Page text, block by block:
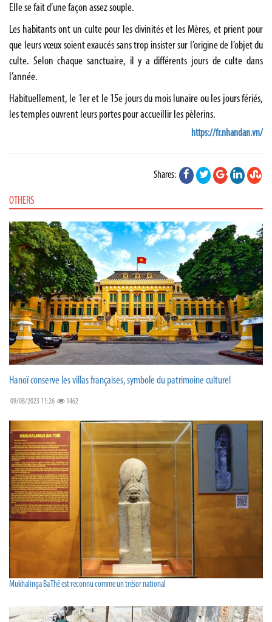
Elle se fait d’une façon assez souple.
Les habitants ont un culte pour les divinités et les Mères, et prient pour
que leurs vœux soient exaucés sans trop insister sur l’origine de l’objet du
culte. Selon chaque sanctuaire, il y a différents jours de culte dans
l’année.
Habituellement, le 1er et le 15e jours du mois lunaire ou les jours fériés,
les temples ouvrent leurs portes pour accueillir les pèlerins.
https://fr.nhandan.vn/
Shares:
OTHERS
Hanoï conserve les villas françaises, symbole du patrimoine culturel
09/08/2023 11:26 1462
Mukhalinga Ba Thê est reconnu comme un trésor national